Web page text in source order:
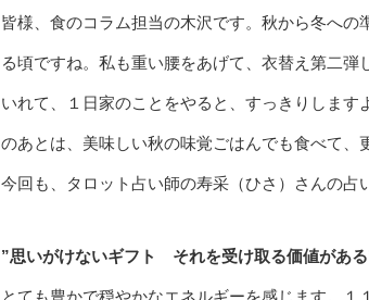
皆様、食のコラム担当の木沢です。秋から冬へ
る頃ですね。私も重い腰をあげて、衣替え第二
いれて、１日家のことをやると、すっきりしま
のあとは、美味しい秋の味覚ごはんでも食べて、
今回も、タロット占い師の寿采（ひさ）さんの占
”思いがけないギフト それを受け取る価値があ